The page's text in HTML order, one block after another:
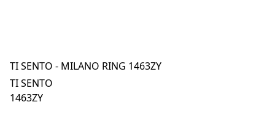
TI SENTO - MILANO RING 1463ZY
TI SENTO
1463ZY